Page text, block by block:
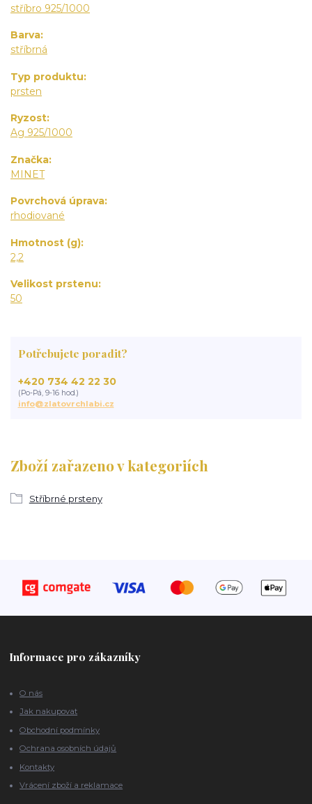
stříbro 925/1000
Barva
stříbrná
Typ produktu
prsten
Ryzost
Ag 925/1000
Značka
MINET
Povrchová úprava
rhodiované
Hmotnost (g)
2,2
Velikost prstenu
50
Zboží zařazeno v kategoriích
Stříbrné prsteny
Potřebujete poradit?
+420 734 42 22 30
(Po-Pá, 9-16 hod.)
info@zlatovrchlabi.cz
Informace pro zákazníky
O nás
Jak nakupovat
Obchodní podmínky
Ochrana osobních údajů
Kontakty
Vrácení zboží a reklamace